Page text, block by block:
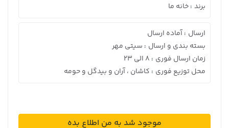
برند : خانه ما
ارسال : آماده ارسال
بسته بندی و ارسال : سیتی مهر
زمان ارسال فوری : 8 الی 23
محل توزیع فوری : کاشان ، آران و بیدگل و حومه
موجود شد به من اطلاع بده